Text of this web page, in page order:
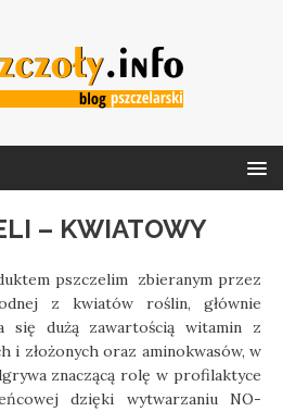
– KWIATOWY
pszczelim zbieranym przez
z kwiatów roślin, głównie
się dużą zawartością witamin z
i złożonych oraz aminokwasów, w
znaczącą rolę w profilaktyce
dzięki wytwarzaniu NO-